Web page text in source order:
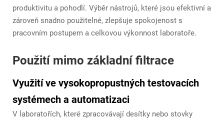
produktivitu a pohodlí. Výběr nástrojů, které jsou efektivní a
zároveň snadno použitelné, zlepšuje spokojenost s
pracovním postupem a celkovou výkonnost laboratoře.
Použití mimo základní filtrace
Využití ve vysokopropustných testovacích
systémech a automatizaci
V laboratořích, které zpracovávají desítky nebo stovky